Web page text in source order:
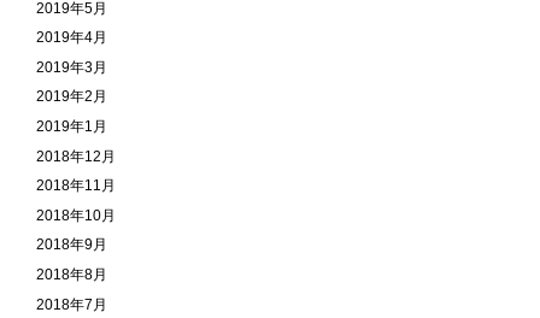
2019年5月
2019年4月
2019年3月
2019年2月
2019年1月
2018年12月
2018年11月
2018年10月
2018年9月
2018年8月
2018年7月